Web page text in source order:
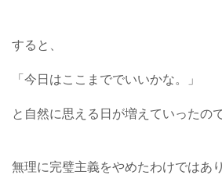
すると、
「今日はここまででいいかな。」
と自然に思える日が増えていったので
無理に完璧主義をやめたわけではあ